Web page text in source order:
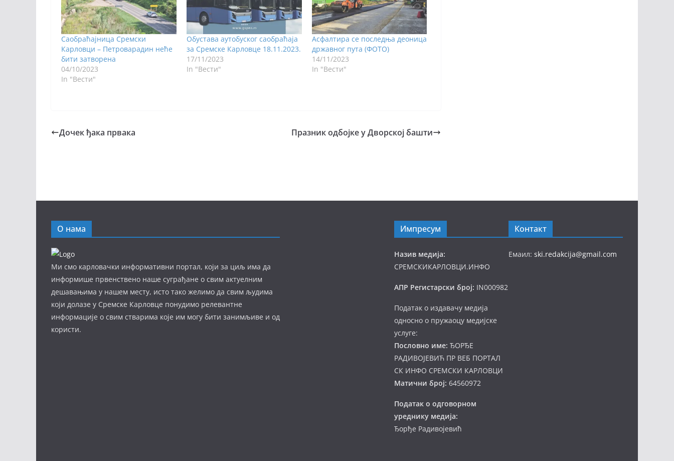
Саобраћајница Сремски
Карловци – Петроварадин неће
бити затворена
04/10/2023
In "Вести"
Обустава аутобуског саобраћаја
за Сремске Карловце 18.11.2023.
17/11/2023
In "Вести"
Асфалтира се последња деоница
државног пута (ФОТО)
14/11/2023
In "Вести"
Дочек ђака првака Празник одбојке у Дворској башти
О нама
Ми смо карловачки информативни портал, који за циљ има да
информише првенствено наше суграђане о свим актуелним
дешавањима у нашем месту, исто тако желимо да свим људима
који долазе у Сремске Карловце понудимо релевантне
информације о свим стварима које им могу бити занимљиве и од
користи.
Импресум
Назив медија:
СРЕМСКИКАРЛОВЦИ.ИНФО
АПР Регистарски број: IN000982
Податак о издавачу медија
односно о пружаоцу медијске
услуге:
Пословно име: ЂОРЂЕ
РАДИВОЈЕВИЋ ПР ВЕБ ПОРТАЛ
СК ИНФО СРЕМСКИ КАРЛОВЦИ
Матични број: 64560972
Податак о одговорном
уреднику медија:
Ђорђе Радивојевић
Контакт
Емаил: ski.redakcija@gmail.com